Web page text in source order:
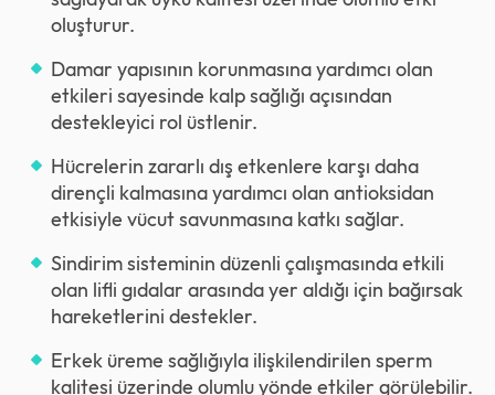
oluşturur.
Damar yapısının korunmasına yardımcı olan
etkileri sayesinde kalp sağlığı açısından
destekleyici rol üstlenir.
Hücrelerin zararlı dış etkenlere karşı daha
dirençli kalmasına yardımcı olan antioksidan
etkisiyle vücut savunmasına katkı sağlar.
Sindirim sisteminin düzenli çalışmasında etkili
olan lifli gıdalar arasında yer aldığı için bağırsak
hareketlerini destekler.
Erkek üreme sağlığıyla ilişkilendirilen sperm
kalitesi üzerinde olumlu yönde etkiler görülebilir.